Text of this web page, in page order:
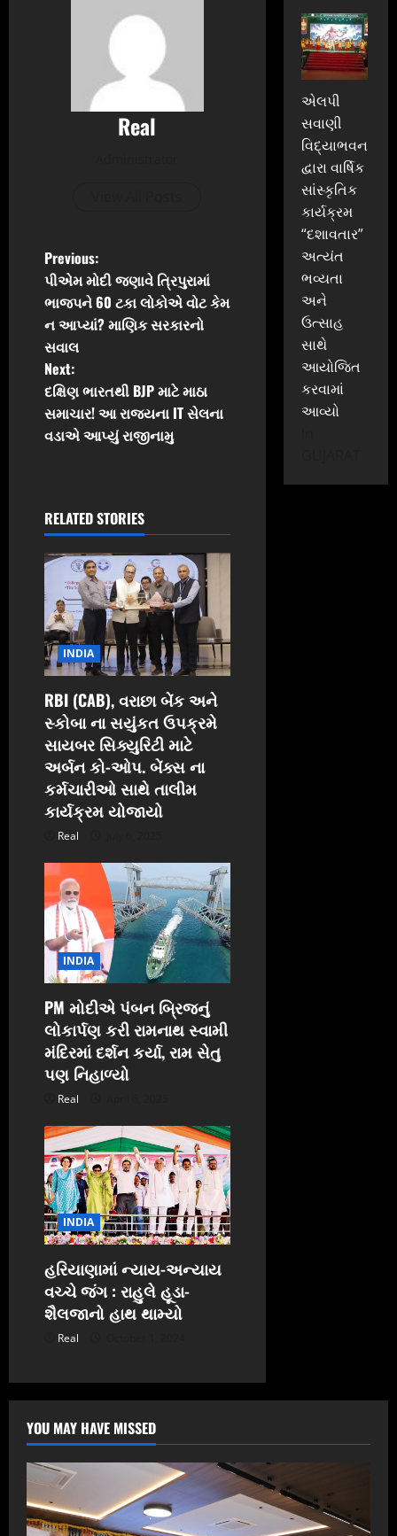
Real
P
o
s
t
n
a
i
g
a
t
i
o
n
Previous:
પીએમ મોદી જણાવે ત્રિપુરામાં
ભાજપને 60 ટકા લોકોએ વોટ કેમ
ન આપ્યાં? માણિક સરકારનો
સવાલ
Next:
દક્ષિણ ભારતથી BJP માટે માઠા
સમાચાર! આ રાજ્યના IT સેલના
વડાએ આપ્યું રાજીનામુ
RELATED STORIES
INDIA
RBI (CAB), વરાછા બેંક અને
સ્કોબા ના સયુંકત ઉપક્રમે
સાયબર સિક્યુરિટી માટે
અર્બન કો-ઓપ. બેંક્સ ના
કર્મચારીઓ સાથે તાલીમ
કાર્યક્રમ યોજાયો
Real
INDIA
PM મોદીએ પંબન બ્રિજનું
લોકાર્પણ કરી રામનાથ સ્વામી
મંદિરમાં દર્શન કર્યા, રામ સેતુ
પણ નિહાળ્યો
Real
INDIA
હરિયાણામાં ન્યાય-અન્યાય
વચ્ચે જંગ : રાહુલે હૂડા-
શૈલજાનો હાથ થામ્યો
Real
એલપી
સવાણી
વિદ્યાભવન
દ્વારા વાર્ષિક
સાંસ્કૃતિક
કાર્યક્રમ
“દશાવતાર”
અત્યંત
ભવ્યતા
અને
ઉત્સાહ
સાથે
આયોજિત
કરવામાં
આવ્યો
YOU MAY HAVE MISSED